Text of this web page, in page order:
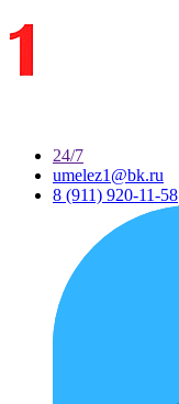
24/7
umelez1@bk.ru
8 (911) 920-11-58